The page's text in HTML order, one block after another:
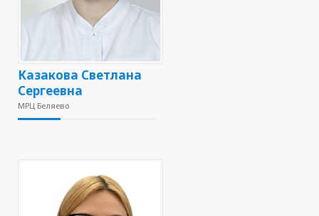
Казакова Светлана
Сергеевна
МРЦ Беляево